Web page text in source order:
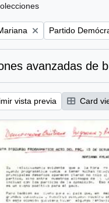
filter: Remove filter:
Partido
avanzadas de
vista previa Card